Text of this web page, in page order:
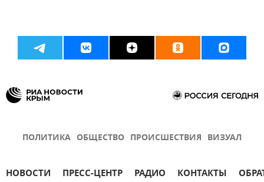
ПОЛИТИКА ОБЩЕСТВО ПРОИСШЕСТВИЯ ВИЗУАЛ
НОВОСТИ ПРЕСС-ЦЕНТР РАДИО КОНТАКТЫ